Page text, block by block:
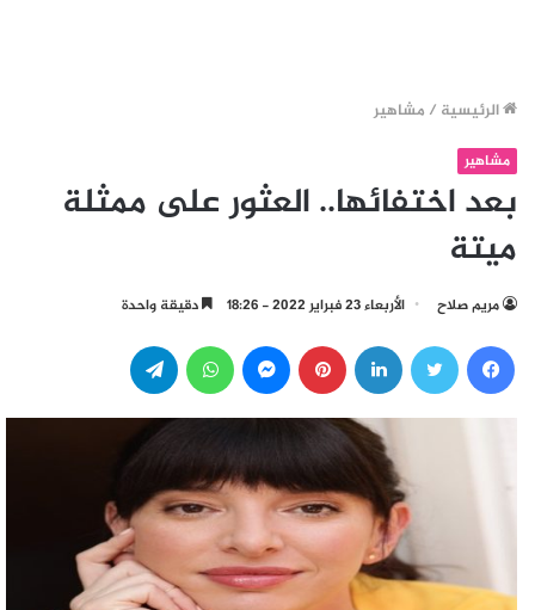
الرئيسية / مشاهير
مشاهير
بعد اختفائها.. العثور على ممثلة
ميتة
مريم صلاح الأربعاء 23 فبراير 2022 - 18:26 دقيقة واحدة